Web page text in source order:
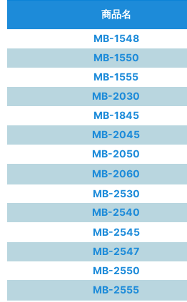
商品名
MB-1548
MB-1550
MB-1555
MB-2030
MB-1845
MB-2045
MB-2050
MB-2060
MB-2530
MB-2540
MB-2545
MB-2547
MB-2550
MB-2555